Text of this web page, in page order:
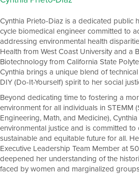
Cynthia Prieto-Diaz is a dedicated public
cycle biomedical engineer committed to
addressing environmental health
Health from West Coast University and a
Biotechnology from California State
Cynthia brings a unique blend of
DIY (Do-It-Yourself) spirit to her social
Beyond dedicating time to fostering a
environment for all individuals in STEMM
Engineering, Math, and Medicine),
environmental justice and is committed
sustainable and equitable future for all.
Executive Leadership Team Member at
deepened her understanding of the
faced by women and marginalized